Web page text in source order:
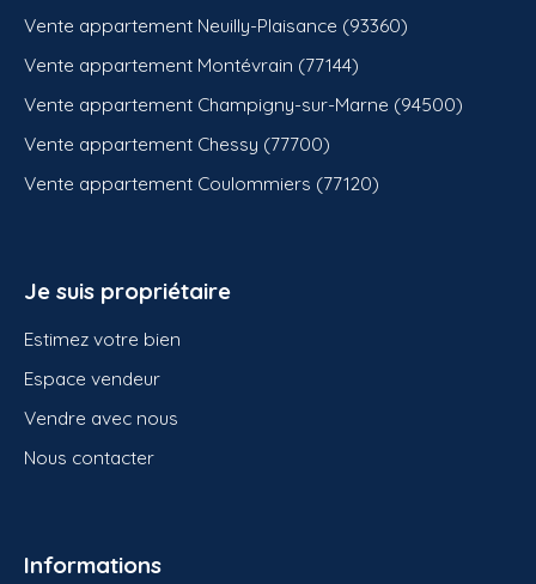
Vente appartement Neuilly-Plaisance (93360)
Vente appartement Montévrain (77144)
Vente appartement Champigny-sur-Marne (94500)
Vente appartement Chessy (77700)
Vente appartement Coulommiers (77120)
Je suis propriétaire
Estimez votre bien
Espace vendeur
Vendre avec nous
Nous contacter
Informations